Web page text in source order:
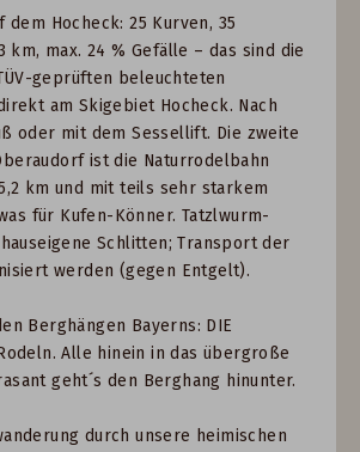
dem Hocheck: 25 Kurven, 35
km, max. 24 % Gefälle – das sind die
geprüften beleuchteten
am Skigebiet Hocheck. Nach
oder mit dem Sessellift. Die zweite
ist die Naturrodelbahn
km und mit teils sehr starkem
für Kufen-Könner. Tatzlwurm-
Schlitten; Transport der
werden (gegen Entgelt).
Berghängen Bayerns: DIE
Alle hinein in das übergroße
geht´s den Berghang hinunter.
durch unsere heimischen